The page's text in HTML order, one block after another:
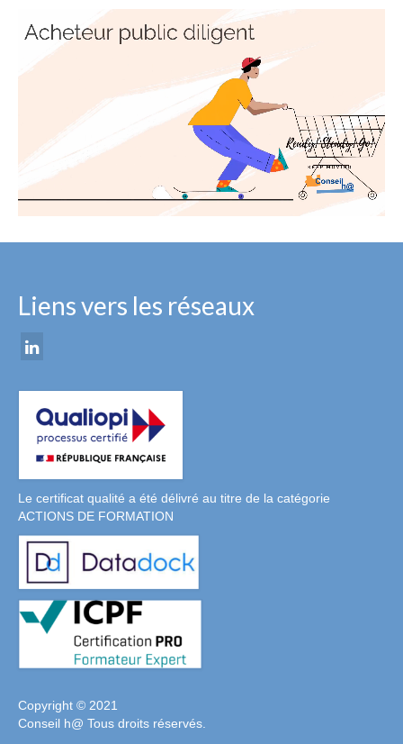
QUALIOPI
h@ Outre-mer
Liens vers les réseaux
Le certificat qualité a été délivré au titre de la catégorie
ACTIONS DE FORMATION
Copyright © 2021
Conseil h@ Tous droits réservés.